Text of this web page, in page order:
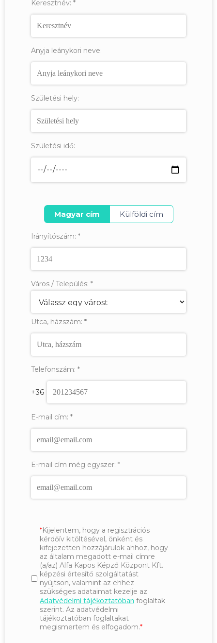
Keresztnév: *
Anyja leánykori neve:
Születési hely:
Születési idő:
Magyar cím Külföldi cím
Irányítószám: *
Város / Település: *
Utca, házszám: *
Telefonszám: *
+36
E-mail cím: *
E-mail cím még egyszer: *
Kijelentem, hogy a regisztrációs
kérdőív kitöltésével, önként és
kifejezetten hozzájárulok ahhoz, hogy
az általam megadott e-mail címre
(a/az) Alfa Kapos Képző Központ Kft.
képzési értesítő szolgáltatást
nyújtson, valamint az ehhez
szükséges adataimat kezelje az
Adatvédelmi tájékoztatóban foglaltak
szerint. Az adatvédelmi
tájékoztatóban foglaltakat
megismertem és elfogadom.